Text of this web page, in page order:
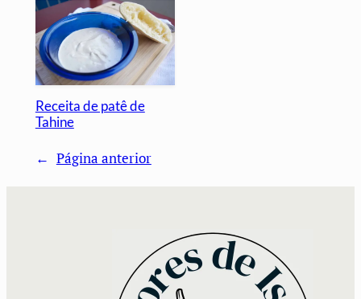
Receita de patê de
Tahine
← Página anterior